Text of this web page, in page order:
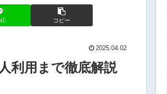
コピー
2025.04.02
利用まで徹底解説